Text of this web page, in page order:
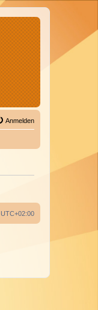
Anmelden
UTC+02:00